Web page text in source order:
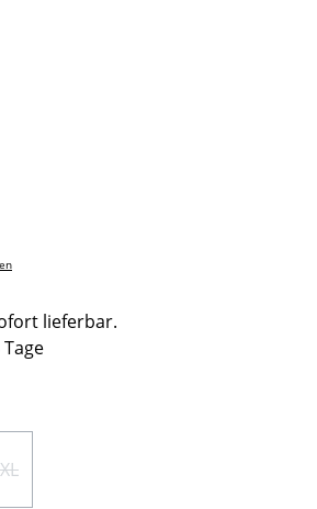
lieferbar.
(Diese Option ist zurzeit nicht verfügbar.)